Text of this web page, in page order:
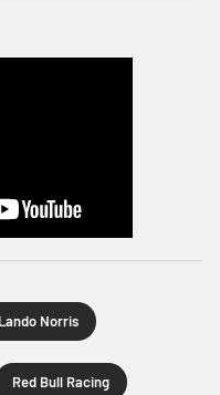
Lando Norris
Red Bull Racing